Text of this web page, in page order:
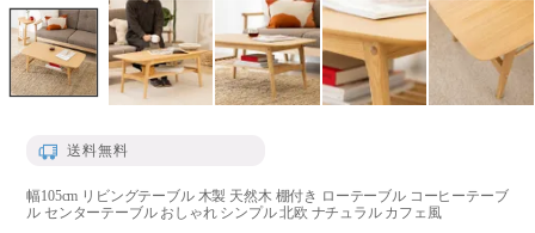
送料無料
幅105cm リビングテーブル 木製 天然木 棚付き ローテーブル コーヒーテーブ
ル センターテーブル おしゃれ シンプル 北欧 ナチュラル カフェ風